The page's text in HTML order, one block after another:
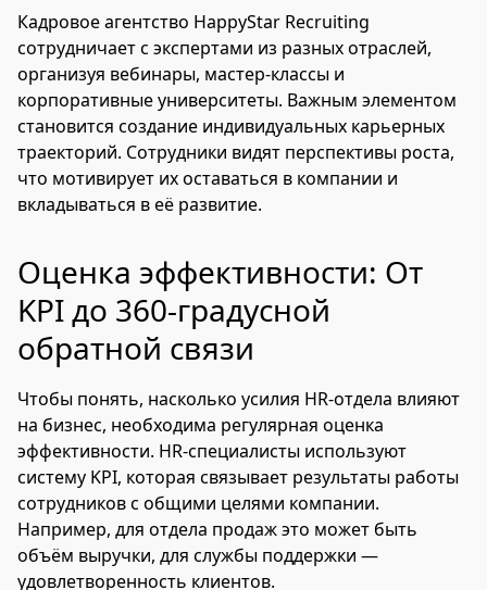
Кадровое агентство HappyStar Recruiting
сотрудничает с экспертами из разных отраслей,
организуя вебинары, мастер-классы и
корпоративные университеты. Важным элементом
становится создание индивидуальных карьерных
траекторий. Сотрудники видят перспективы роста,
что мотивирует их оставаться в компании и
вкладываться в её развитие.
Оценка эффективности: От
KPI до 360-градусной
обратной связи
Чтобы понять, насколько усилия HR-отдела влияют
на бизнес, необходима регулярная оценка
эффективности. HR-специалисты используют
систему KPI, которая связывает результаты работы
сотрудников с общими целями компании.
Например, для отдела продаж это может быть
объём выручки, для службы поддержки —
удовлетворенность клиентов.